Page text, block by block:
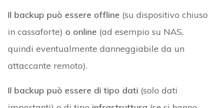
Il backup può essere offline (su dispositivo chiuso
in cassaforte) o online (ad esempio su NAS,
quindi eventualmente danneggiabile da un
attaccante remoto).
Il backup può essere di tipo dati (solo dati